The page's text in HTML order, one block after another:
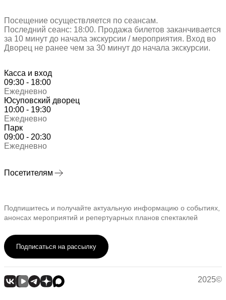
Посещение осуществляется по сеансам.
Последний сеанс: 18:00. Продажа билетов заканчивается
за 10 минут до начала экскурсии / мероприятия. Вход во
Дворец не ранее чем за 30 минут до начала экскурсии.
Касса и вход
09:30 - 18:00
Ежедневно
Юсуповский дворец
10:00 - 19:30
Ежедневно
Парк
09:00 - 20:30
Ежедневно
Посетителям
Подпишитесь и получайте актуальную информацию о событиях,
анонсах мероприятий и репертуарных планов спектаклей
Подписаться на рассылку
2025©